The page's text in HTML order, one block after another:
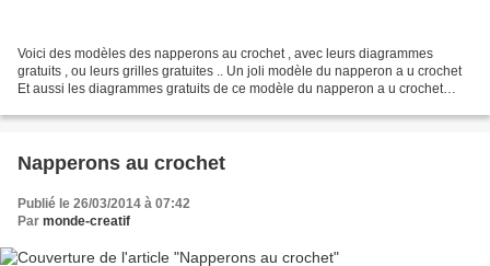
Voici des modèles des napperons au crochet , avec leurs diagrammes
gratuits , ou leurs grilles gratuites .. Un joli modèle du napperon a u crochet
Et aussi les diagrammes gratuits de ce modèle du napperon a u crochet
Napperons au crochet
Publié le 26/03/2014 à 07:42
Par monde-creatif